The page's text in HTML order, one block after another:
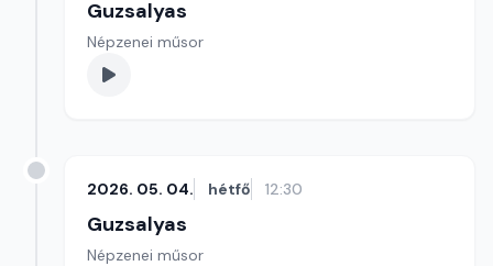
Guzsalyas
Népzenei műsor
2026. 05. 04. hétfő 12:30
Guzsalyas
Népzenei műsor